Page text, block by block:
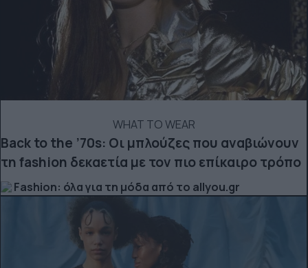
WHAT TO WEAR
Back to the ’70s: Οι μπλούζες που αναβιώνουν
τη fashion δεκαετία με τον πιο επίκαιρο τρόπο
Fashion: όλα για τη μόδα από το allyou.gr